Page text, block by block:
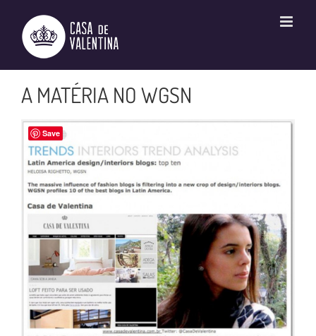
conteúdo
A MATÉRIA NO WGSN
Save